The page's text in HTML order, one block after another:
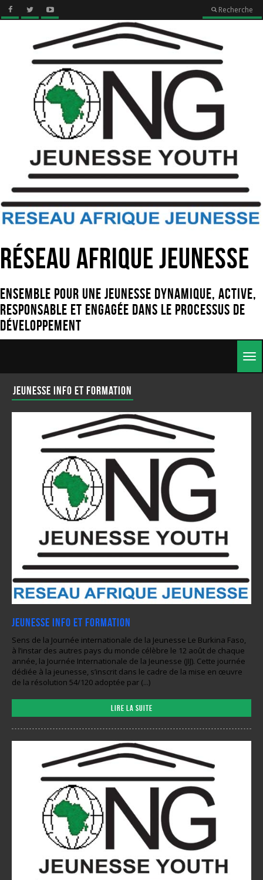
Recherche
Réseau Afrique Jeunesse
Ensemble pour une jeunesse dynamique, active,
responsable et engagée dans le processus de
développement
Jeunesse Info et Formation
Jeunesse Info et Formation
Sens de la Journée internationale de la Jeunesse Le Burkina Faso,
à l’instar des autres pays du monde célèbre le 12 août de chaque
année, la Journée Internationale de la Jeunesse (JIJ). Cette journée
dédiée à la jeunesse, s’inscrit dans le cadre de la mise en œuvre
de la résolution 54/120 adoptée par (...)
Lire la suite